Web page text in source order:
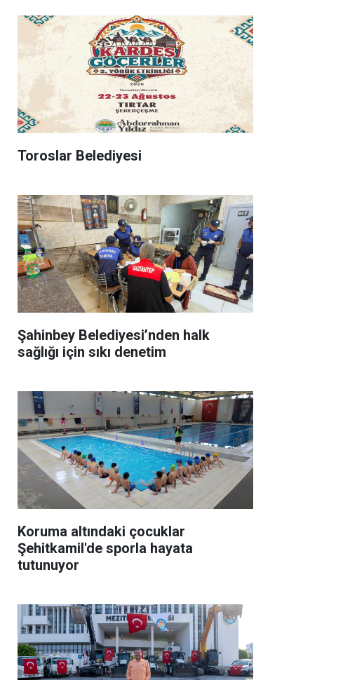
Toroslar Belediyesi
Şahinbey Belediyesi’nden halk
sağlığı için sıkı denetim
Koruma altındaki çocuklar
Şehitkamil'de sporla hayata
tutunuyor